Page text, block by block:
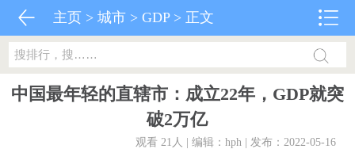
主页 >城市 >GDP> 正文
中国最年轻的直辖市：成立22年，GDP就突
破2万亿
观看 21 人 | 编辑：hph | 发布：2022-05-16